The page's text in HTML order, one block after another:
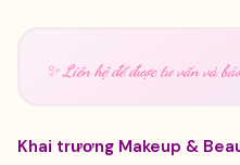
✨ Liên hệ để được tư vấn và
Khai trương Makeup &